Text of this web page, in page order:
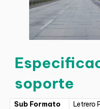
soporte
Sub Formato
Letrero